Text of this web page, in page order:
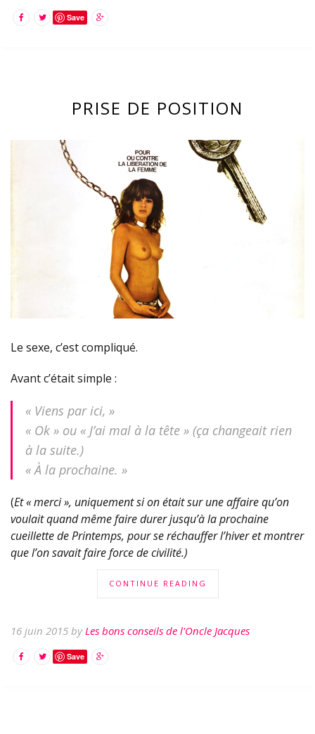
Save
PRISE DE POSITION
Le sexe, c’est compliqué.
Avant c’était simple :
« Viens par ici, »
« Ok » ou « J’ai mal à la tête » (ça changeait rien
à la suite.)
« À la prochaine. »
(Et « merci », uniquement si on était sur une affaire qu’on
voulait quand même faire durer jusqu’à la prochaine
cueillette de Printemps, pour se réchauffer l’hiver et montrer
que l’on savait faire force de civilité.)
CONTINUE READING
16 juin 2015 by Les bons conseils de l'Oncle Jacques
Save